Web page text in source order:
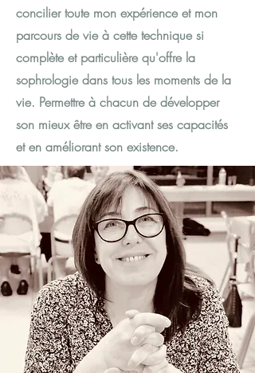
concilier toute mon expérience et mon
parcours de vie à cette technique si
complète et particulière qu'offre la
sophrologie dans tous les moments de la
vie. Permettre à chacun de développer
son mieux être en activant ses capacités
et en améliorant son existence.